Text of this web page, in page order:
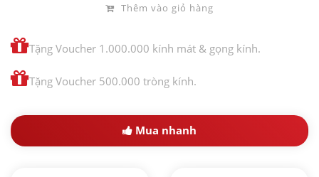
Thêm vào giỏ hàng
Tặng Voucher 1.000.000 kính mát & gọng kính.
Tặng Voucher 500.000 tròng kính.
Mua nhanh